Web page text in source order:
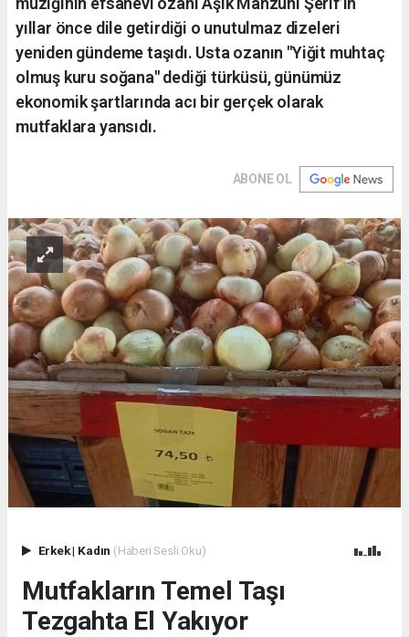
yıllar önce dile getirdiği o unutulmaz dizeleri
yeniden gündeme taşıdı. Usta ozanın "Yiğit muhtaç
olmuş kuru soğana" dediği türküsü, günümüz
ekonomik şartlarında acı bir gerçek olarak
mutfaklara yansıdı.
ABONE OL
Erkek| Kadın (Haberi Sesli Oku)
Mutfakların Temel Taşı
Tezgahta El Yakıyor